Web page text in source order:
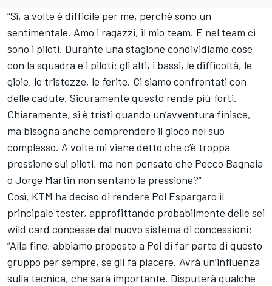
“Sì, a volte è difficile per me, perché sono un
sentimentale. Amo i ragazzi, il mio team. E nel team ci
sono i piloti. Durante una stagione condividiamo cose
con la squadra e i piloti: gli alti, i bassi, le difficoltà, le
gioie, le tristezze, le ferite. Ci siamo confrontati con
delle cadute. Sicuramente questo rende più forti.
Chiaramente, si è tristi quando un’avventura finisce,
ma bisogna anche comprendere il gioco nel suo
complesso. A volte mi viene detto che c’è troppa
pressione sui piloti, ma non pensate che Pecco Bagnaia
o Jorge Martin non sentano la pressione?”
Così, KTM ha deciso di rendere Pol Espargaro il
principale tester, approfittando probabilmente delle sei
wild card concesse dal nuovo sistema di concessioni:
“Alla fine, abbiamo proposto a Pol di far parte di questo
gruppo per sempre, se gli fa piacere. Avrà un’influenza
sulla tecnica, che sarà importante. Disputerà qualche